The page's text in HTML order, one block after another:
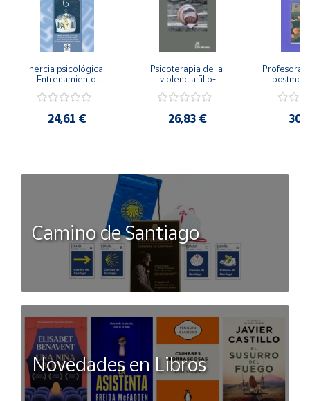
Inercia psicológica.
Entrenamiento
Igualdad de Género.
24,61 €
Psicoterapia de la
violencia filio-
secreto y la
26,83 €
Camino de Santiago
Novedades en Libros